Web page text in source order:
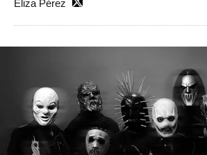
Eliza Pérez